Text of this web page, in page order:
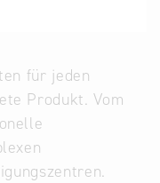
der
für jeden
Produkt. Vom